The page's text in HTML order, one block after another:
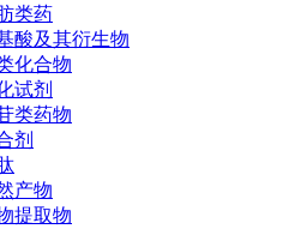
类药
酸及其衍生物
化合物
试剂
类药物
剂
产物
提取物